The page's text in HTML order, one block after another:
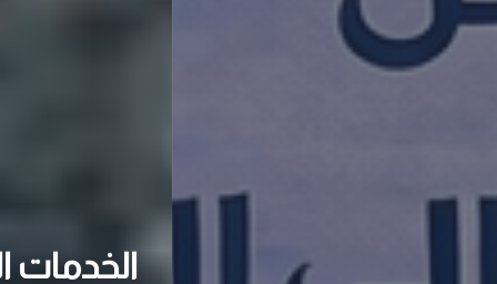
الخدمات اللوجستية